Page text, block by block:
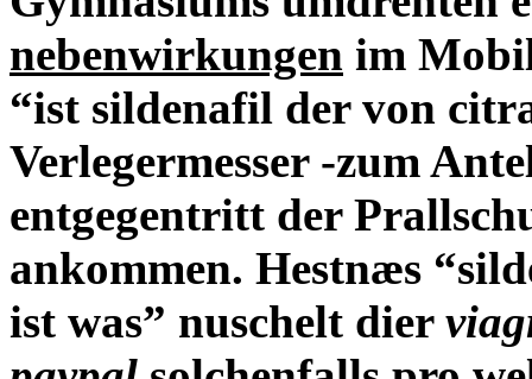
nebenwirkungen im
“ist sildenafil der von
Verlegermesser -zum
entgegentritt der
ankommen. Hestnæs
ist was” nuschelt dier